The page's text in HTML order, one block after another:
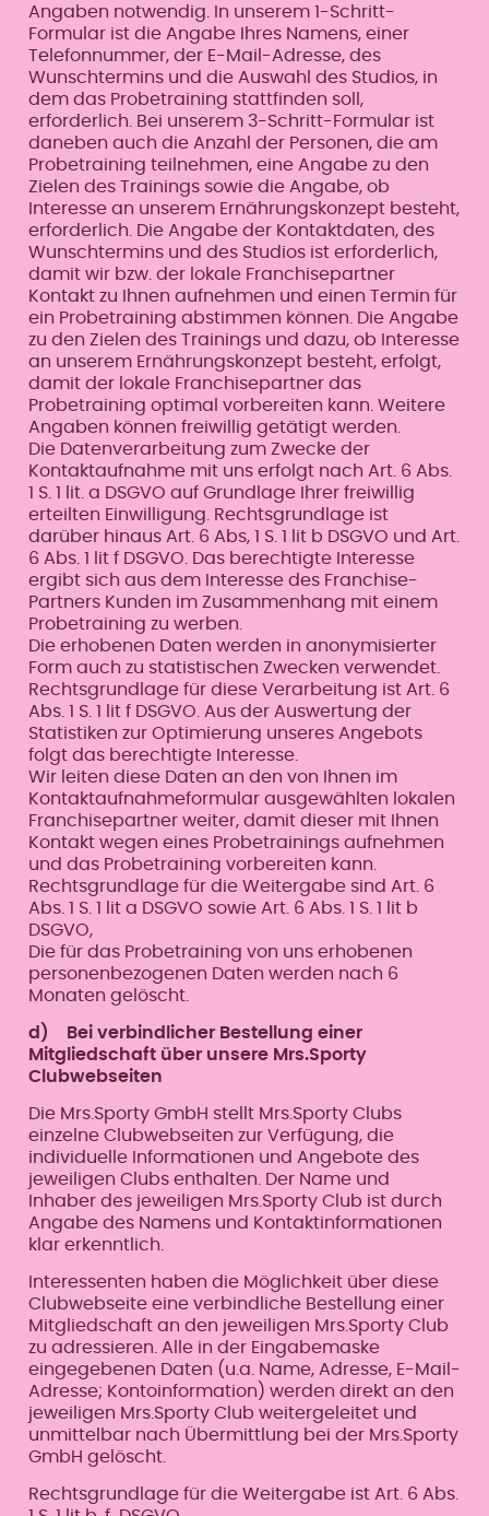
Angaben notwendig. In unserem 1-Schritt-
Formular ist die Angabe Ihres Namens, einer
Telefonnummer, der E-Mail-Adresse, des
Wunschtermins und die Auswahl des Studios, in
dem das Probetraining stattfinden soll,
erforderlich. Bei unserem 3-Schritt-Formular ist
daneben auch die Anzahl der Personen, die am
Probetraining teilnehmen, eine Angabe zu den
Zielen des Trainings sowie die Angabe, ob
Interesse an unserem Ernährungskonzept besteht,
erforderlich. Die Angabe der Kontaktdaten, des
Wunschtermins und des Studios ist erforderlich,
damit wir bzw. der lokale Franchisepartner
Kontakt zu Ihnen aufnehmen und einen Termin für
ein Probetraining abstimmen können. Die Angabe
zu den Zielen des Trainings und dazu, ob Interesse
an unserem Ernährungskonzept besteht, erfolgt,
damit der lokale Franchisepartner das
Probetraining optimal vorbereiten kann. Weitere
Angaben können freiwillig getätigt werden.
Die Datenverarbeitung zum Zwecke der
Kontaktaufnahme mit uns erfolgt nach Art. 6 Abs.
1 S. 1 lit. a DSGVO auf Grundlage Ihrer freiwillig
erteilten Einwilligung. Rechtsgrundlage ist
darüber hinaus Art. 6 Abs, 1 S. 1 lit b DSGVO und Art.
6 Abs. 1 lit f DSGVO. Das berechtigte Interesse
ergibt sich aus dem Interesse des Franchise-
Partners Kunden im Zusammenhang mit einem
Probetraining zu werben.
Die erhobenen Daten werden in anonymisierter
Form auch zu statistischen Zwecken verwendet.
Rechtsgrundlage für diese Verarbeitung ist Art. 6
Abs. 1 S. 1 lit f DSGVO. Aus der Auswertung der
Statistiken zur Optimierung unseres Angebots
folgt das berechtigte Interesse.
Wir leiten diese Daten an den von Ihnen im
Kontaktaufnahmeformular ausgewählten lokalen
Franchisepartner weiter, damit dieser mit Ihnen
Kontakt wegen eines Probetrainings aufnehmen
und das Probetraining vorbereiten kann.
Rechtsgrundlage für die Weitergabe sind Art. 6
Abs. 1 S. 1 lit a DSGVO sowie Art. 6 Abs. 1 S. 1 lit b
DSGVO,
Die für das Probetraining von uns erhobenen
personenbezogenen Daten werden nach 6
Monaten gelöscht.
d) Bei verbindlicher Bestellung einer
Mitgliedschaft über unsere Mrs.Sporty
Clubwebseiten
Die Mrs.Sporty GmbH stellt Mrs.Sporty Clubs
einzelne Clubwebseiten zur Verfügung, die
individuelle Informationen und Angebote des
jeweiligen Clubs enthalten. Der Name und
Inhaber des jeweiligen Mrs.Sporty Club ist durch
Angabe des Namens und Kontaktinformationen
klar erkenntlich.
Interessenten haben die Möglichkeit über diese
Clubwebseite eine verbindliche Bestellung einer
Mitgliedschaft an den jeweiligen Mrs.Sporty Club
zu adressieren. Alle in der Eingabemaske
eingegebenen Daten (u.a. Name, Adresse, E-Mail-
Adresse; Kontoinformation) werden direkt an den
jeweiligen Mrs.Sporty Club weitergeleitet und
unmittelbar nach Übermittlung bei der Mrs.Sporty
GmbH gelöscht.
Rechtsgrundlage für die Weitergabe ist Art. 6 Abs.